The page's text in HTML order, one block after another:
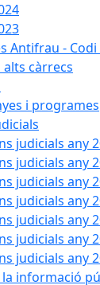
Antifrau - Codi
càrrecs
i programes
judicials any
judicials any
judicials any
judicials any
judicials any
judicials any
judicials any
la informació